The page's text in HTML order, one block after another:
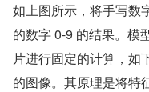
如上图所示，将手写数
的数字 0-9 的结果。模
片进行固定的计算，如
的图像。其原理是将特